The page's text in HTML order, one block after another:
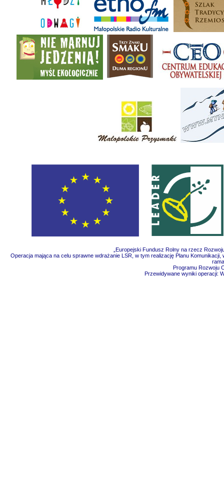
„Europejski Fundusz Rolny na rzecz
Operacja mająca na celu sprawne wdrażanie LSR, w tym realizację Planu
Programu Rozwoju
Przewidywane wyniki operacji: